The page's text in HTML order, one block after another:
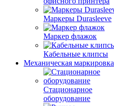
Маркеры Durasleeve
Маркер флажок
Кабельные клипсы
Механическая маркировка
Стационарное
оборудование